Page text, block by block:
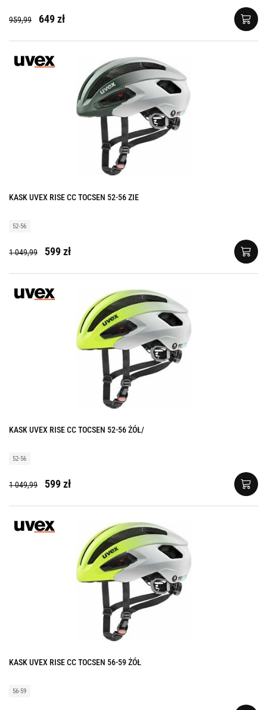
959,99 649 zł
KASK UVEX RISE CC TOCSEN 52-56 ZIE
52-56
1 049,99 599 zł
KASK UVEX RISE CC TOCSEN 52-56 ŻÓŁ/
52-56
1 049,99 599 zł
KASK UVEX RISE CC TOCSEN 56-59 ŻÓŁ
56-59